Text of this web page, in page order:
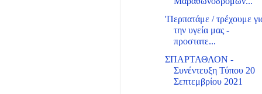
'Περπατάμε / τρέχουμε
την υγεία μας -
προστατε...
ΣΠΑΡΤΑΘΛΟΝ -
Συνέντευξη Τύπου 20
Σεπτεμβρίου 2021